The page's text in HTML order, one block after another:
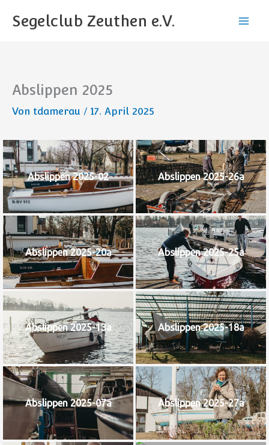
InhaltSegelclub Zeuthen e.V.
Abslippen 2025
Von tdamerau / 17. April 2025
Abslippen 2025-02 Abslippen 2025-26a
Abslippen 2025-20a Abslippen 2025-25a
Abslippen 2025-13a Abslippen 2025-18a
Abslippen 2025-07a Abslippen 2025-27a